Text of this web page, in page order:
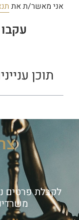
אני מאשר/ת את
תוכן
לקבלת פרטים